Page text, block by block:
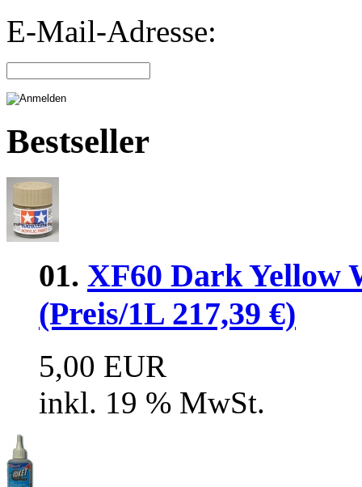
E-Mail-Adresse:
Bestseller
01. XF60 Dark Yellow
(Preis/1L 217,39 €)
5,00 EUR
inkl. 19 % MwSt.